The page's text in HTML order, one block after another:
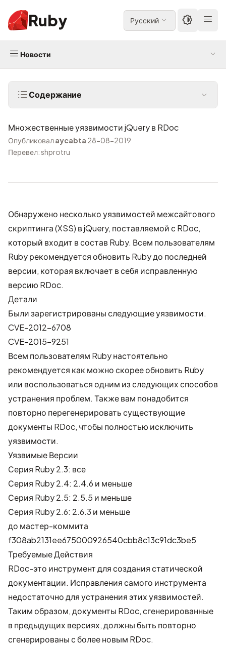
Ruby Русский
Новости
Содержание
Множественные уязвимости jQuery в RDoc
Опубликовалaycabta 28-08-2019
Перевел: shprotru
Обнаружено несколько уязвимостей межсайтового
скриптинга (XSS) в jQuery, поставляемой с RDoc,
который входит в состав Ruby. Всем пользователям
Ruby рекомендуется обновить Ruby до последней
версии, которая включает в себя исправленную
версию RDoc.
Детали
Были зарегистрированы следующие уязвимости.
CVE-2012-6708
CVE-2015-9251
Всем пользователям Ruby настоятельно
рекомендуется как можно скорее обновить Ruby
или воспользоваться одним из следующих способов
устранения проблем. Также вам понадобится
повторно перегенерировать существующие
документы RDoc, чтобы полностью исключить
уязвимости.
Уязвимые Версии
Серия Ruby 2.3: все
Серия Ruby 2.4: 2.4.6 и меньше
Серия Ruby 2.5: 2.5.5 и меньше
Серия Ruby 2.6: 2.6.3 и меньше
до мастер-коммита
f308ab2131ee675000926540cbb8c13c91dc3be5
Требуемые Действия
RDoc-это инструмент для создания статической
документации. Исправления самого инструмента
недостаточно для устранения этих уязвимостей.
Таким образом, документы RDoc, сгенерированные
в предыдущих версиях, должны быть повторно
сгенерированы с более новым RDoc.